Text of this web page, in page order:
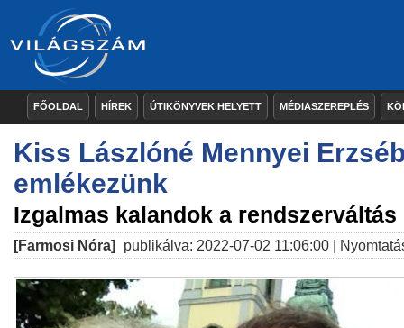
FŐOLDAL HÍREK ÚTIKÖNYVEK HELYETT MÉDIASZEREPLÉS
Kiss Lászlóné Mennyei
emlékezünk
Izgalmas kalandok a
[Farmosi Nóra] publikálva: 2022-07-02 11:06:00 |